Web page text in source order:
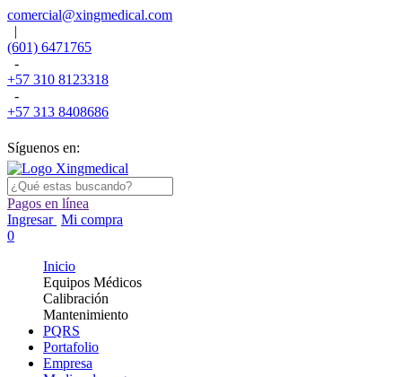
comercial@xingmedical.com
|
(601) 6471765
-
+57 310 8123318
-
+57 313 8408686
Síguenos en:
Pagos en línea
Ingresar Mi compra
0
Inicio
Equipos Médicos
Calibración
Mantenimiento
PQRS
Portafolio
Empresa